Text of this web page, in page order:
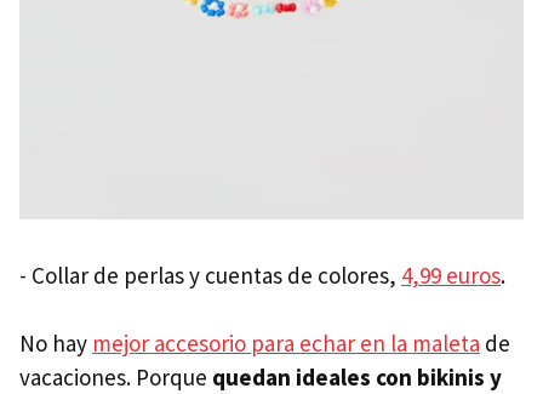
- Collar de perlas y cuentas de colores, 4,99 euros.
No hay mejor accesorio para echar en la maleta de
vacaciones. Porque quedan ideales con bikinis y